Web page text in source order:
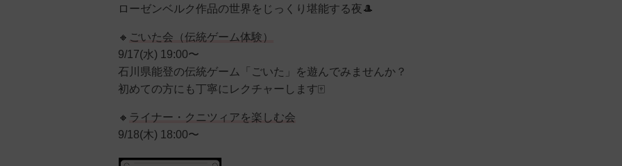
ローゼンベルク作品の世界をじっくり堪能する夜🎩
🔸 ごいた会（伝統ゲーム体験）
9/17(水) 19:00〜
石川県能登の伝統ゲーム「ごいた」を遊んでみませんか？
初めての方にも丁寧にレクチャーします🀄️
🔸 ライナー・クニツィアを楽しむ会
9/18(木) 18:00〜